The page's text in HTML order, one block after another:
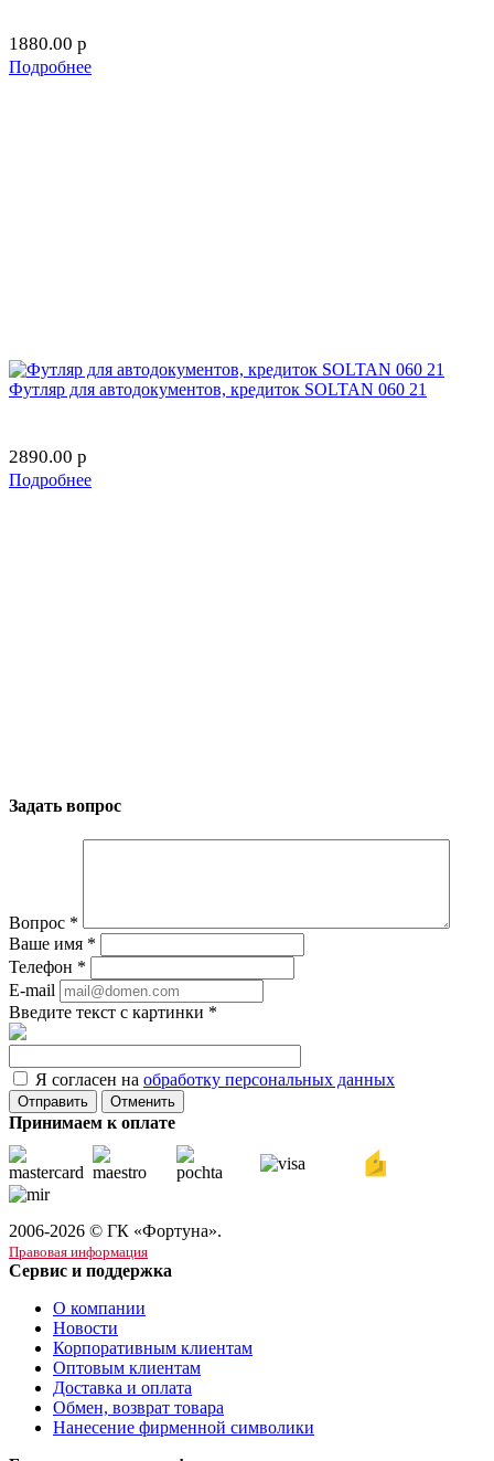
1880.00 p
Подробнее
Футляр для автодокументов, кредиток SOLTAN 060 21
2890.00 p
Подробнее
Задать вопрос
Вопрос *
Ваше имя *
Телефон *
E-mail
Введите текст с картинки *
Я согласен на обработку персональных данных
Отменить
Принимаем к оплате
2006-2026 © ГК «Фортуна».
Правовая информация
Сервис и поддержка
О компании
Новости
Корпоративным клиентам
Оптовым клиентам
Доставка и оплата
Обмен, возврат товара
Нанесение фирменной символики